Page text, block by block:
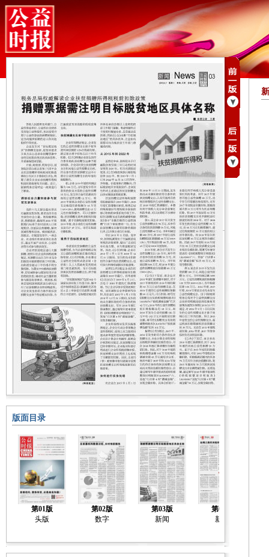
版面目录
第01版
头版
第02版
数字
第03版
新闻
第04版
新闻